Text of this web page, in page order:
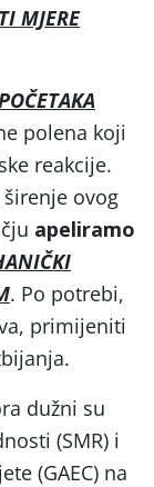
MJERE
polena koji
reakcije.
ovog
apeliramo
. Po potrebi,
primijeniti
dužni su
(SMR) i
(GAEC) na